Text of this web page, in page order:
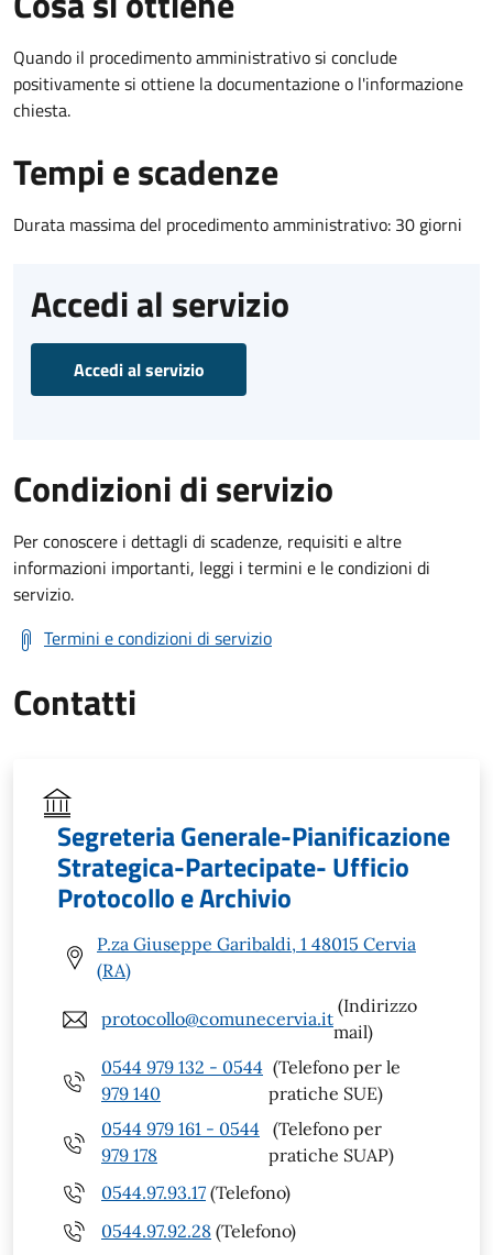
Quando il procedimento amministrativo si conclude
positivamente si ottiene la documentazione o l'informazione
chiesta.
Tempi e scadenze
Durata massima del procedimento amministrativo: 30 giorni
Accedi al servizio
Accedi al servizio
Condizioni di servizio
Per conoscere i dettagli di scadenze, requisiti e altre
informazioni importanti, leggi i termini e le condizioni di
servizio.
Termini e condizioni di servizio
Contatti
Segreteria Generale-Pianificazione
Strategica-Partecipate- Ufficio
Protocollo e Archivio
P.za Giuseppe Garibaldi, 1 48015 Cervia
(RA)
protocollo@comunecervia.it
(Indirizzo
mail)
0544 979 132 - 0544
979 140
(Telefono per le
pratiche SUE)
0544 979 161 - 0544
979 178
(Telefono per
pratiche SUAP)
0544.97.93.17 (Telefono)
0544.97.92.28 (Telefono)